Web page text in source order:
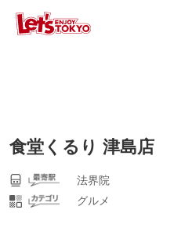
食堂くるり 津島店
法界院
グルメ